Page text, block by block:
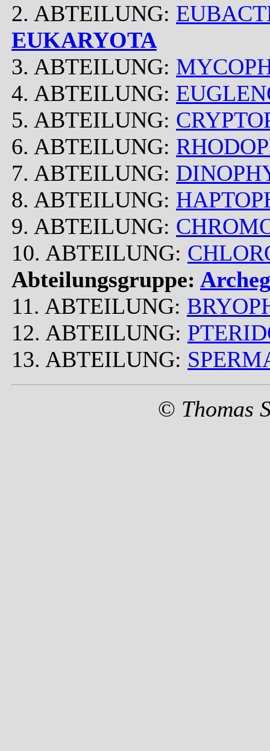
2. ABTEILUNG:
EUKARYOTA
3. ABTEILUNG:
4. ABTEILUNG:
5. ABTEILUNG:
6. ABTEILUNG:
7. ABTEILUNG:
8. ABTEILUNG:
9. ABTEILUNG:
10. ABTEILUNG:
Abteilungsgruppe:
11. ABTEILUNG:
12. ABTEILUNG:
13. ABTEILUNG:
© Thomas